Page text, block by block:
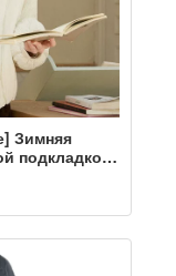
Зимняя
подкладкой
куртка с
тыквы,
тепла